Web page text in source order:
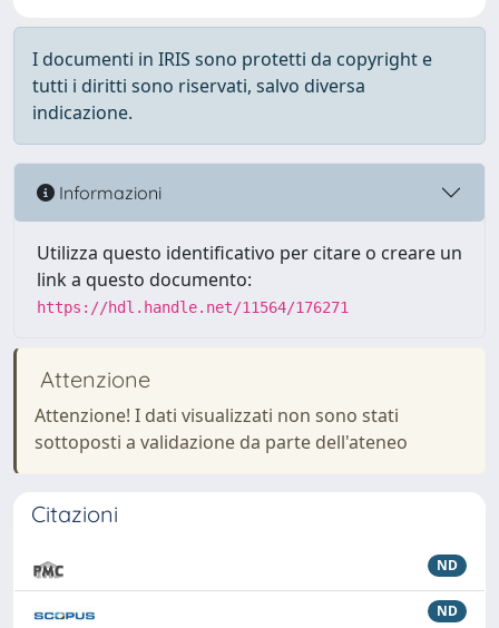
I documenti in IRIS sono protetti da copyright e
tutti i diritti sono riservati, salvo diversa
indicazione.
Informazioni
Utilizza questo identificativo per citare o creare un
link a questo documento:
https://hdl.handle.net/11564/176271
Attenzione
Attenzione! I dati visualizzati non sono stati
sottoposti a validazione da parte dell'ateneo
Citazioni
ND
ND